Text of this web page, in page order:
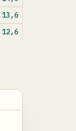
13,6
12,6